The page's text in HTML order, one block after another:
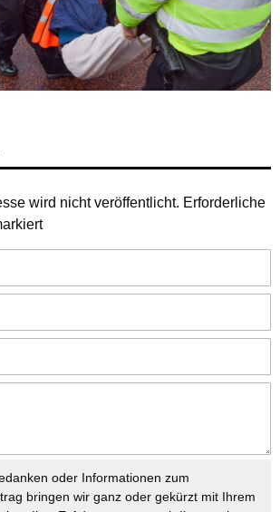
wird nicht veröffentlicht. Erforderliche
oder Informationen zum
bringen wir ganz oder gekürzt mit Ihrem